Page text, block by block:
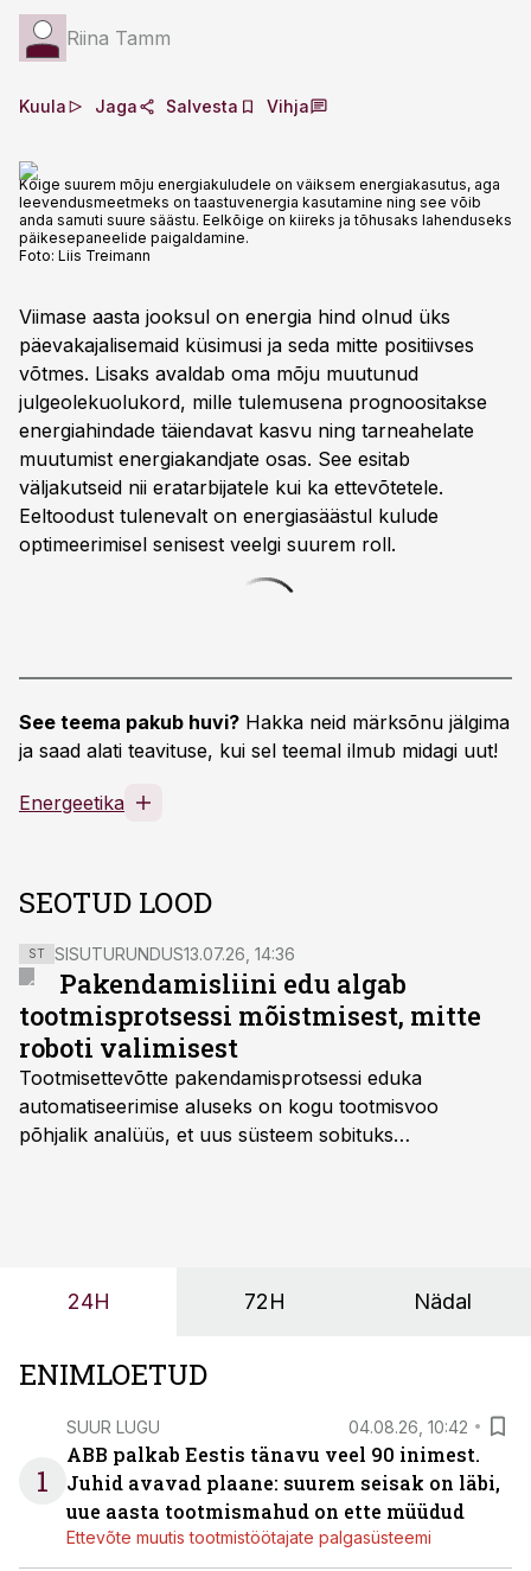
Riina Tamm
Kuula Jaga Salvesta Vihja
Kõige suurem mõju energiakuludele on väiksem energiakasutus, aga
leevendusmeetmeks on taastuvenergia kasutamine ning see võib
anda samuti suure säästu. Eelkõige on kiireks ja tõhusaks lahenduseks
päikesepaneelide paigaldamine.
Foto: Liis Treimann
Viimase aasta jooksul on energia hind olnud üks
päevakajalisemaid küsimusi ja seda mitte positiivses
võtmes. Lisaks avaldab oma mõju muutunud
julgeolekuolukord, mille tulemusena prognoositakse
energiahindade täiendavat kasvu ning tarneahelate
muutumist energiakandjate osas. See esitab
väljakutseid nii eratarbijatele kui ka ettevõtetele.
Eeltoodust tulenevalt on energiasäästul kulude
optimeerimisel senisest veelgi suurem roll.
See teema pakub huvi? Hakka neid märksõnu jälgima
ja saad alati teavituse, kui sel teemal ilmub midagi uut!
Energeetika
SEOTUD LOOD
ST SISUTURUNDUS13.07.26, 14:36
Pakendamisliini edu algab
tootmisprotsessi mõistmisest, mitte
roboti valimisest
Tootmisettevõtte pakendamisprotsessi eduka
automatiseerimise aluseks on kogu tootmisvoo
põhjalik analüüs, et uus süsteem sobituks
OÜ tegevjuht Sander Mitendorf.
24H 72H Nädal
ENIMLOETUD
1
SUUR LUGU 04.08.26, 10:42
ABB palkab Eestis tänavu veel 90 inimest.
Juhid avavad plaane: suurem seisak on läbi,
uue aasta tootmismahud on ette müüdud
Ettevõte muutis tootmistöötajate palgasüsteemi